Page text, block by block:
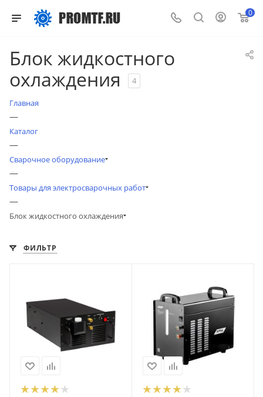
0
Блок жидкостного
охлаждения
4
Главная
—
Каталог
—
Сварочное оборудование
—
Товары для электросварочных работ
—
Блок жидкостного охлаждения
ФИЛЬТР